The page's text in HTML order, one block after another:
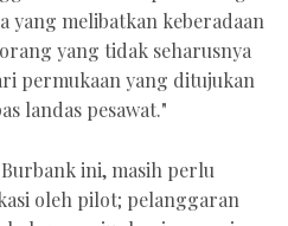
yang melibatkan keberadaan
yang tidak seharusnya
permukaan yang ditujukan
landas pesawat."
ini, masih perlu
oleh pilot; pelanggaran